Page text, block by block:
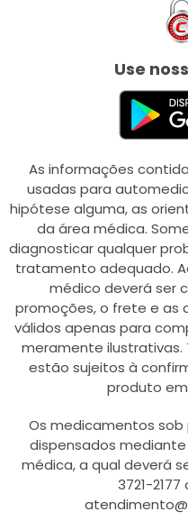
Use
As informações
usadas para
hipótese alguma, as
da área médica.
diagnosticar qualquer
tratamento adequado.
médico deverá ser
promoções, o frete e as
válidos apenas para
meramente
estão sujeitos à
produto
Os medicamentos
dispensados
médica, a qual deverá
3721-